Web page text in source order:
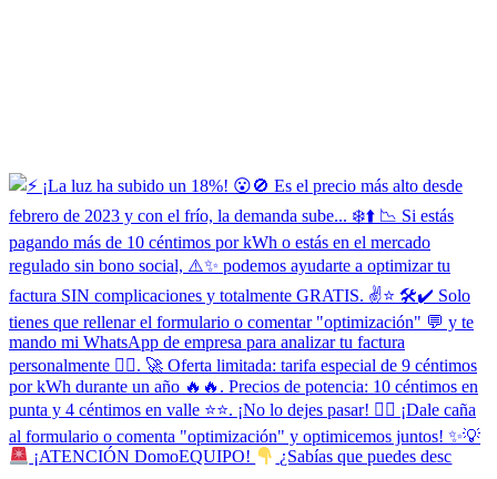
¡ATENCIÓN DomoEQUIPO! ¿Sabías que puedes desc